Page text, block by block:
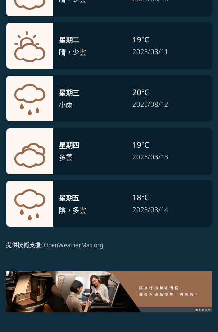
星期二
晴，少雲
19°C
2026/08/11
星期三
小雨
20°C
2026/08/12
星期四
多雲
19°C
2026/08/13
星期五
陰，多雲
18°C
2026/08/14
提供技術支援: OpenWeatherMap.org